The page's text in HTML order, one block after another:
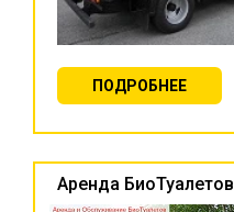
ПОДРОБНЕЕ
Аренда БиоТуалетов